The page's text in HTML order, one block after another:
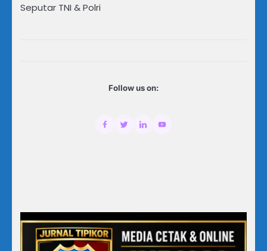
Seputar TNI & Polri
Follow us on: